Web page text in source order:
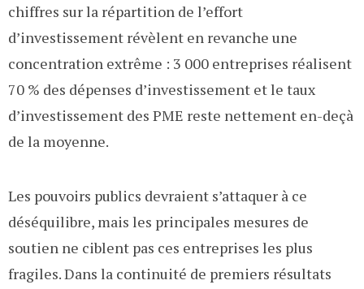
chiffres sur la répartition de l’effort
d’investissement révèlent en revanche une
concentration extrême : 3 000 entreprises réalisent
70 % des dépenses d’investissement et le taux
d’investissement des PME reste nettement en-deçà
de la moyenne.
Les pouvoirs publics devraient s’attaquer à ce
déséquilibre, mais les principales mesures de
soutien ne ciblent pas ces entreprises les plus
fragiles. Dans la continuité de premiers résultats